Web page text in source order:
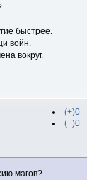
быстрее.
войн.
вокруг.
(+)0
(−)0
магов?